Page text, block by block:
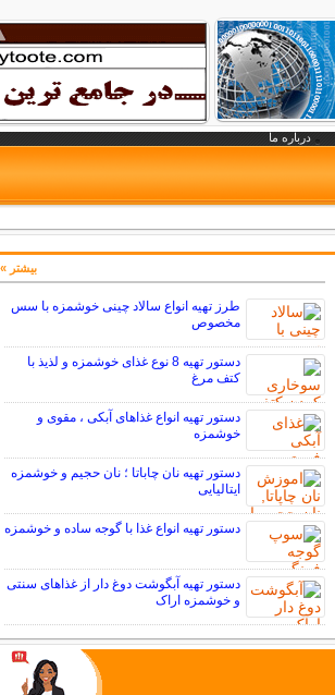
درباره ما
طرز تهیه انواع سالاد چینی خوشمزه با سس
مخصوص
دستور تهیه 8 نوع غذای خوشمزه و لذیذ با
کتف مرغ
دستور تهیه انواع غذاهای آبکی ، مقوی و
خوشمزه
دستور تهیه نان چاباتا ؛ نان حجیم و خوشمزه
ایتالیایی
دستور تهیه انواع غذا با گوجه ساده و خوشمزه
دستور تهیه آبگوشت دوغ دار از غذاهای سنتی
و خوشمزه اراک
بیشتر »